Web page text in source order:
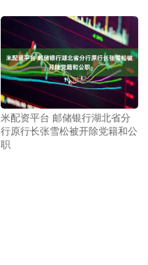
米配资平台 邮储银行湖北省分
行原行长张雪松被开除党籍和公
职